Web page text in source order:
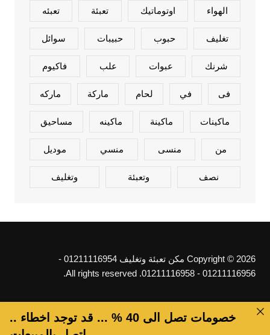
الهواء اوتوماتيك تعبئة تعبئه
تغليف حبوب حبيبات سوائل
شرنك عبوات علب فاكيوم
فى في لحام ماركة ماركه
ماكينات ماكينة ماكينه مساحيق
من منسى منسي موديل
نصف وتعبئة وتغليف
Copyright © 2026 مكن تعبئة وتغليف 01211116954 -
01211116956 - 01211116958. All rights reserved.
خصومات تصل الى 40 % ... قد توجد اخطاء ..